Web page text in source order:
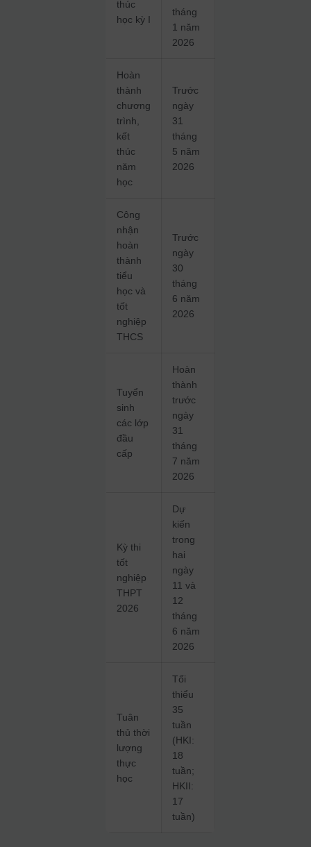
thúc
học kỳ I
tháng
1 năm
2026
Hoàn
thành
chương
trình,
kết
thúc
năm
học
Trước
ngày
31
tháng
5 năm
2026
Công
nhận
hoàn
thành
tiểu
học và
tốt
nghiệp
THCS
Trước
ngày
30
tháng
6 năm
2026
Tuyển
sinh
các lớp
đầu
cấp
Hoàn
thành
trước
ngày
31
tháng
7 năm
2026
Kỳ thi
tốt
nghiệp
THPT
2026
Dự
kiến
trong
hai
ngày
11 và
12
tháng
6 năm
2026
Tuân
thủ thời
lượng
thực
học
Tối
thiểu
35
tuần
(HKI:
18
tuần;
HKII:
17
tuần)